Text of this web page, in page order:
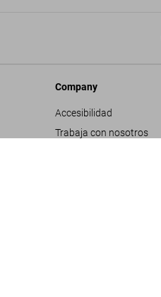
Company
Accesibilidad
Trabaja con nosotros